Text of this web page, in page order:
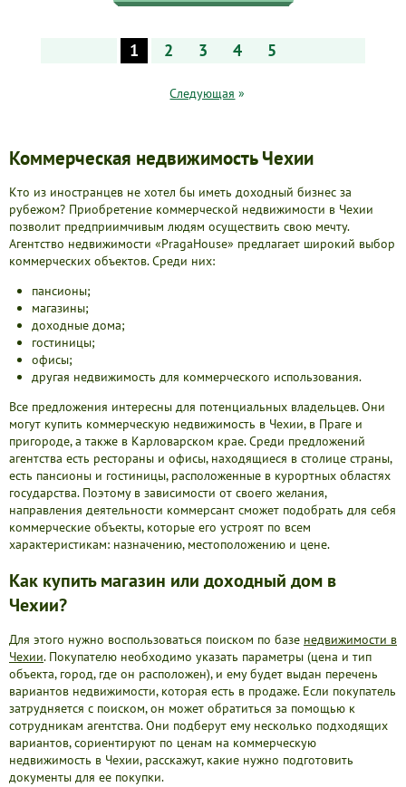
Коммерческая недвижимость Чехии
Кто из иностранцев не хотел бы иметь доходный бизнес за
рубежом? Приобретение коммерческой недвижимости в Чехии
позволит предприимчивым людям осуществить свою мечту.
Агентство недвижимости «PragaHouse» предлагает широкий выбор
коммерческих объектов. Среди них:
пансионы;
магазины;
доходные дома;
гостиницы;
офисы;
другая недвижимость для коммерческого использования.
Все предложения интересны для потенциальных владельцев. Они
могут купить коммерческую недвижимость в Чехии, в Праге и
пригороде, а также в Карловарском крае. Среди предложений
агентства есть рестораны и офисы, находящиеся в столице страны,
есть пансионы и гостиницы, расположенные в курортных областях
государства. Поэтому в зависимости от своего желания,
направления деятельности коммерсант сможет подобрать для себя
коммерческие объекты, которые его устроят по всем
характеристикам: назначению, местоположению и цене.
Как купить магазин или доходный дом в
Чехии?
Для этого нужно воспользоваться поиском по базе недвижимости в
Чехии. Покупателю необходимо указать параметры (цена и тип
объекта, город, где он расположен), и ему будет выдан перечень
вариантов недвижимости, которая есть в продаже. Если покупатель
затрудняется с поиском, он может обратиться за помощью к
сотрудникам агентства. Они подберут ему несколько подходящих
вариантов, сориентируют по ценам на коммерческую
недвижимость в Чехии, расскажут, какие нужно подготовить
документы для ее покупки.
1 2 3 4 5
Следующая »